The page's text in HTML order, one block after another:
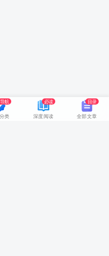
类
导航
深度阅读
必读
全部文章
目录